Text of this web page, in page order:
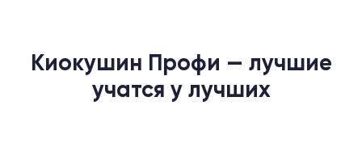
Киокушин Профи — лучшие
учатся у лучших